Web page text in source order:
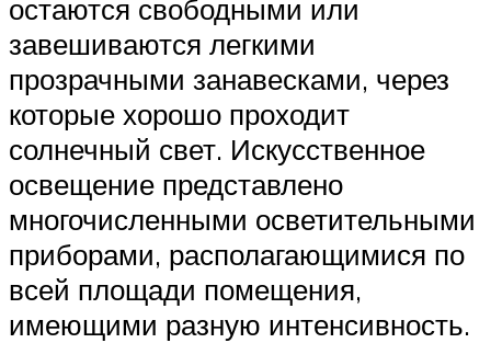
остаются свободными или
завешиваются легкими
прозрачными занавесками, через
которые хорошо проходит
солнечный свет. Искусственное
освещение представлено
многочисленными осветительными
приборами, располагающимися по
всей площади помещения,
имеющими разную интенсивность.